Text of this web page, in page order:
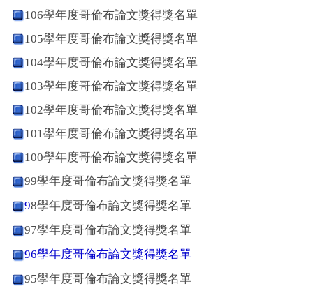
106學年度哥倫布論文獎得獎名單
105學年度哥倫布論文獎得獎名單
104學年度哥倫布論文獎得獎名單
103學年度哥倫布論文獎得獎名單
102學年度哥倫布論文獎得獎名單
101學年度哥倫布論文獎得獎名單
100學年度哥倫布論文獎得獎名單
99學年度哥倫布論文獎得獎名單
98學年度哥倫布論文獎得獎名單
97學年度哥倫布論文獎得獎名單
96學年度哥倫布論文獎得獎名單
95學年度哥倫布論文獎得獎名單